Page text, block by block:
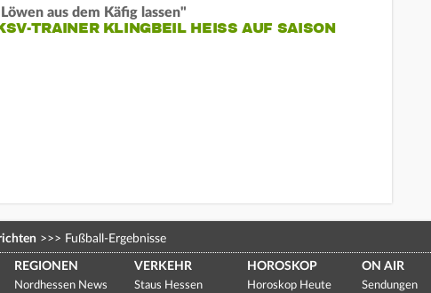
aus dem Käfig lassen"
TRAINER KLINGBEIL HEISS AUF SAISON
>>> Fußball-Ergebnisse
REGIONEN
Nordhessen News
VERKEHR
Staus Hessen
HOROSKOP
Horoskop Heute
ON AIR
Sendungen